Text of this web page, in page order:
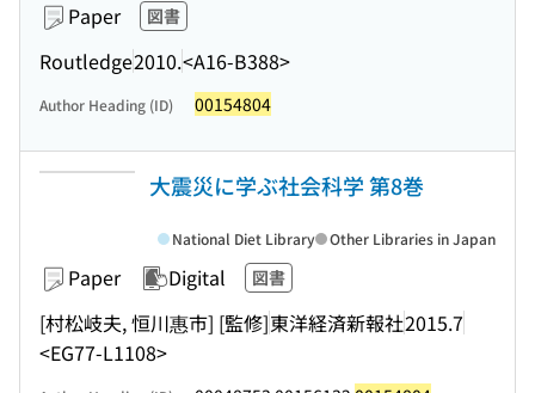
Paper 図書
Routledge2010.<A16-B388>
Author Heading (ID) 00154804
大震災に学ぶ社会科学 第8巻
Paper Digital 図書
[村松岐夫, 恒川惠市] [監修]東洋経済新報社2015.7
<EG77-L1108>
National Diet Library Other Libraries in Japan